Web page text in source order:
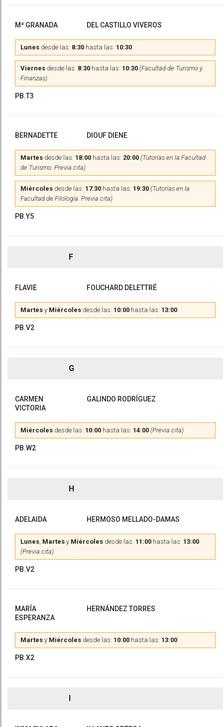
Mª GRANADA DEL CASTILLO VIVEROS
Lunes desde las: 8:30 hasta las: 10:30
Viernes desde las: 8:30 hasta las: 10:30 (Facultad de Turismo y
Finanzas)
PB.T3
BERNADETTE DIOUF DIENE
Martes desde las: 18:00 hasta las: 20:00 (Tutorías en la Facultad
de Turismo. Previa cita)
Miércoles desde las: 17:30 hasta las: 19:30 (Tutorías en la
Facultad de Filología. Previa cita)
PB.Y5
F
FLAVIE FOUCHARD DELETTRÉ
Martes y Miércoles desde las: 10:00 hasta las: 13:00
PB.V2
G
CARMEN
VICTORIA
GALINDO RODRÍGUEZ
Miércoles desde las: 10:00 hasta las: 14:00 (Previa cita)
PB.W2
H
ADELAIDA HERMOSO MELLADO-DAMAS
Lunes, Martes y Miércoles desde las: 11:00 hasta las: 13:00
(Previa cita)
PB.V2
MARÍA
ESPERANZA
HERNÁNDEZ TORRES
Martes y Miércoles desde las: 10:00 hasta las: 13:00
PB.X2
I